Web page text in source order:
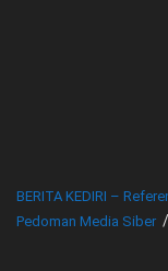
BERITA KEDIRI –
Pedoman Media Siber